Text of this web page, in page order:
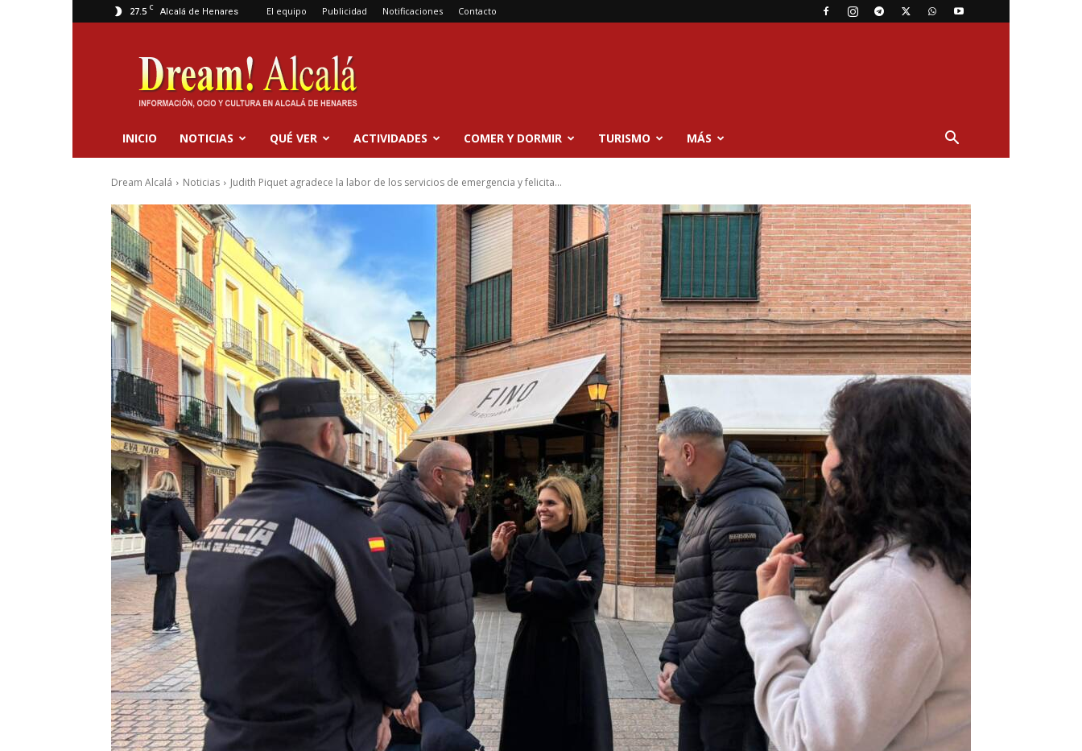
27.5 C Alcalá de Henares El equipo Publicidad Notificaciones Contacto
Dream
Alcalá
INICIO NOTICIAS QUÉ VER ACTIVIDADES COMER Y DORMIR TURISMO MÁS
Dream Alcalá Noticias Judith Piquet agradece la labor de los servicios de emergencia y felicita...